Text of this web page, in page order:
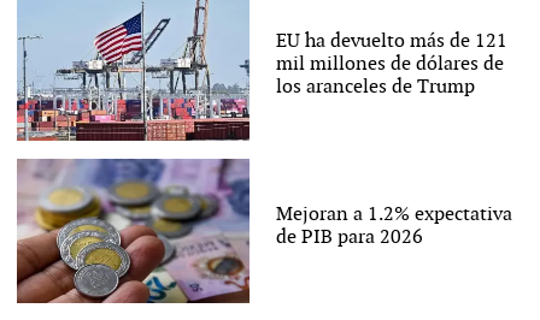
EU ha devuelto más de 121
mil millones de dólares de
los aranceles de Trump
Mejoran a 1.2% expectativa
de PIB para 2026